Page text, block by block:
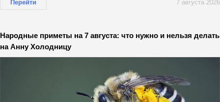
Перейти 7 августа 2026
Народные приметы на 7 августа: что нужно и нельзя делать
на Анну Холодницу